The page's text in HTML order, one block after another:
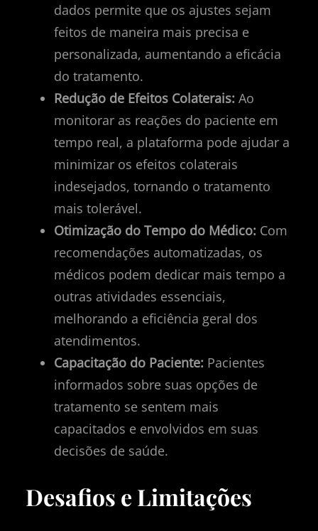
dados permite que os ajustes sejam
feitos de maneira mais precisa e
personalizada, aumentando a eficácia
do tratamento.
Redução de Efeitos Colaterais: Ao
monitorar as reações do paciente em
tempo real, a plataforma pode ajudar a
minimizar os efeitos colaterais
indesejados, tornando o tratamento
mais tolerável.
Otimização do Tempo do Médico: Com
recomendações automatizadas, os
médicos podem dedicar mais tempo a
outras atividades essenciais,
melhorando a eficiência geral dos
atendimentos.
Capacitação do Paciente: Pacientes
informados sobre suas opções de
tratamento se sentem mais
capacitados e envolvidos em suas
decisões de saúde.
Desafios e Limitações